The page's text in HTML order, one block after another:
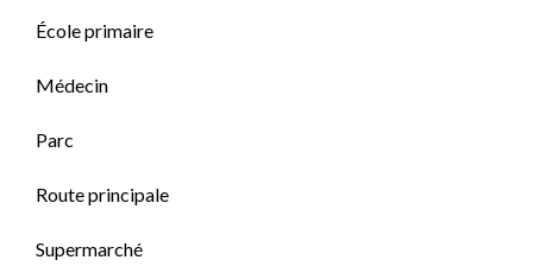
École primaire
Médecin
Parc
Route principale
Supermarché